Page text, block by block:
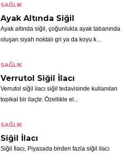
SAĞLIK
Ayak Altında Siğil
Ayak altında siğil, çoğunlukla ayak tabanında
oluşan siyah noktalı gri ya da koyu k...
SAĞLIK
Verrutol Siğil İlacı
Verrutol siğil ilacı siğil tedavisinde kullanılan
topikal bir ilaçtır. Özellikle el...
SAĞLIK
Siğil İlacı
Siğil İlacı, Piyasada birden fazla siğil ilacı